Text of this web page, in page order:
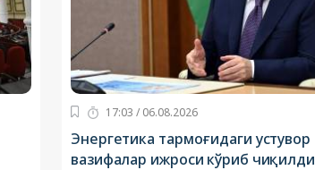
17:03 / 06.08.2026
Энергетика тармоғидаги устувор
вазифалар ижроси кўриб чиқилди